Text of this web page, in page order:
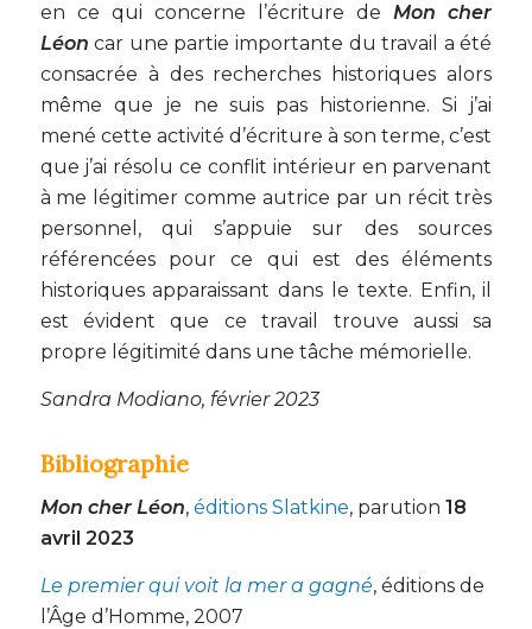
en ce qui concerne l’écriture deMon cher
Léon car une partie importante du travail a été
consacrée à des recherches historiques alors
même que je ne suis pas historienne. Si j’ai
mené cette activité d’écriture à son terme, c’est
que j’ai résolu ce conflit intérieur en parvenant
à me légitimer comme autrice par un récit très
personnel, qui s’appuie sur des sources
référencées pour ce qui est des éléments
historiques apparaissant dans le texte. Enfin, il
est évident que ce travail trouve aussi sa
propre légitimité dans une tâche mémorielle.
Sandra Modiano, février 2023
Bibliographie
Mon cher Léon, éditions Slatkine, parution 18
avril 2023
Le premier qui voit la mer a gagné, éditions de
l’Âge d’Homme, 2007